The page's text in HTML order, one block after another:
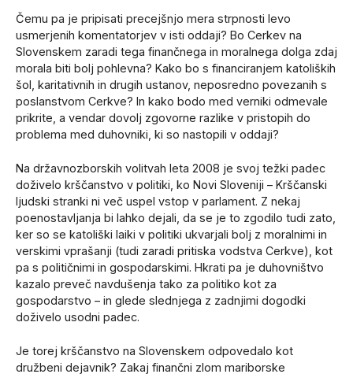
Čemu pa je pripisati precejšnjo mera strpnosti levo
usmerjenih komentatorjev v isti oddaji? Bo Cerkev na
Slovenskem zaradi tega finančnega in moralnega dolga zdaj
morala biti bolj pohlevna? Kako bo s financiranjem katoliških
šol, karitativnih in drugih ustanov, neposredno povezanih s
poslanstvom Cerkve? In kako bodo med verniki odmevale
prikrite, a vendar dovolj zgovorne razlike v pristopih do
problema med duhovniki, ki so nastopili v oddaji?
Na državnozborskih volitvah leta 2008 je svoj težki padec
doživelo krščanstvo v politiki, ko Novi Sloveniji – Krščanski
ljudski stranki ni več uspel vstop v parlament. Z nekaj
poenostavljanja bi lahko dejali, da se je to zgodilo tudi zato,
ker so se katoliški laiki v politiki ukvarjali bolj z moralnimi in
verskimi vprašanji (tudi zaradi pritiska vodstva Cerkve), kot
pa s političnimi in gospodarskimi. Hkrati pa je duhovništvo
kazalo preveč navdušenja tako za politiko kot za
gospodarstvo – in glede slednjega z zadnjimi dogodki
doživelo usodni padec.
Je torej krščanstvo na Slovenskem odpovedalo kot
družbeni dejavnik? Zakaj finančni zlom mariborske